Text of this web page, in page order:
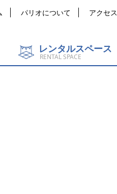
パリオについて アクセス
レンタルスペース
RENTAL SPACE